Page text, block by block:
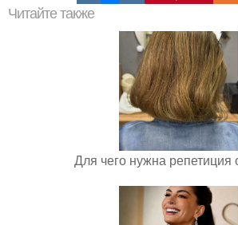
Читайте также
Для чего нужна репетиция